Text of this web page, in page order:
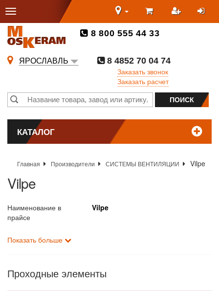
8 800 555 44 33
ЯРОСЛАВЛЬ
8 4852 70 04 74
Заказать звонок
Заказать расчет
КАТАЛОГ
Главная Производители СИСТЕМЫ ВЕНТИЛЯЦИИ Vilpe
Vilpe
Наименование в
прайсе
Vilpe
Показать больше
Проходные элементы